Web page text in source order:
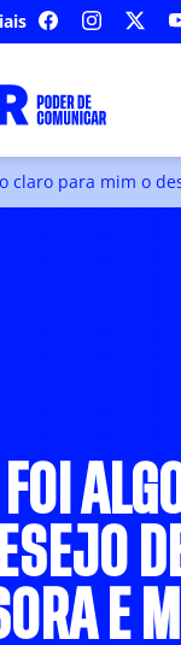
FACEBOOKINSTAGRAM
claro para mim o
E